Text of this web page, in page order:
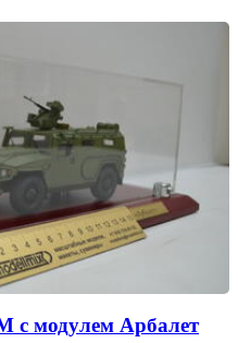
с модулем Арбалет